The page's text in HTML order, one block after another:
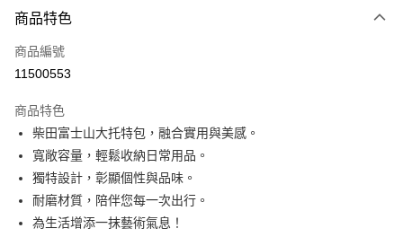
信用卡一次付款
超商取貨付款
Apple Pay
悠遊付
Google Pay
全盈+PAY
商品特色
商品編號
11500553
商品特色
柴田富士山大托特包，融合實用與美感。
寬敞容量，輕鬆收納日常用品。
獨特設計，彰顯個性與品味。
耐磨材質，陪伴您每一次出行。
為生活增添一抹藝術氣息！